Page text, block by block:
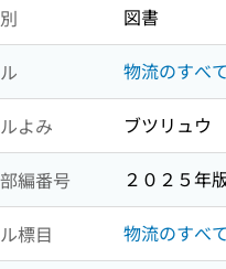
図書
物流のすべ
よみ ブツリュ
編番号 ２０２５年
標目 物流のすべて